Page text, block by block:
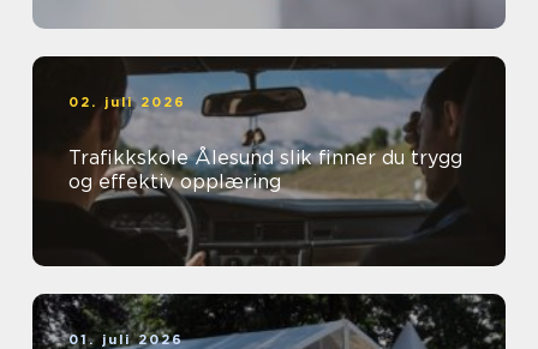
02. juli 2026
Trafikkskole Ålesund slik finner du trygg
og effektiv opplæring
01. juli 2026